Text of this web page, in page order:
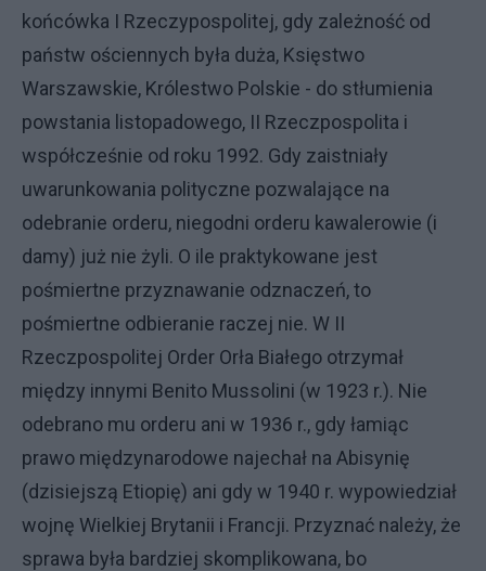
końcówka I Rzeczypospolitej, gdy zależność od
państw ościennych była duża, Księstwo
Warszawskie, Królestwo Polskie - do stłumienia
powstania listopadowego, II Rzeczpospolita i
współcześnie od roku 1992. Gdy zaistniały
uwarunkowania polityczne pozwalające na
odebranie orderu, niegodni orderu kawalerowie (i
damy) już nie żyli. O ile praktykowane jest
pośmiertne przyznawanie odznaczeń, to
pośmiertne odbieranie raczej nie. W II
Rzeczpospolitej Order Orła Białego otrzymał
między innymi Benito Mussolini (w 1923 r.). Nie
odebrano mu orderu ani w 1936 r., gdy łamiąc
prawo międzynarodowe najechał na Abisynię
(dzisiejszą Etiopię) ani gdy w 1940 r. wypowiedział
wojnę Wielkiej Brytanii i Francji. Przyznać należy, że
sprawa była bardziej skomplikowana, bo